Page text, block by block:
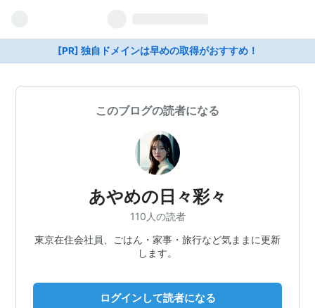
[PR] 独自ドメインは早めの取得がおすすめ！
このブログの読者になる
あやめの日々彩々
110人の読者
東京在住会社員、ごはん・家事・旅行など気ままに更新
します。
ログインして読者になる